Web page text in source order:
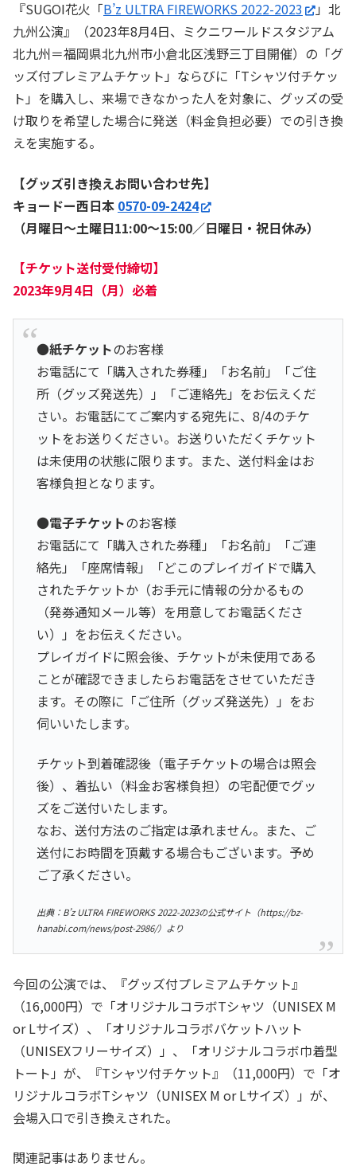
『SUGOI花火「B’z ULTRA FIREWORKS 2022-2023
」北
九州公演』（2023年8月4日、ミクニワールドスタジアム
北九州＝福岡県北九州市小倉北区浅野三丁目開催）の「グ
ッズ付プレミアムチケット」ならびに「Tシャツ付チケッ
ト」を購入し、来場できなかった人を対象に、グッズの受
け取りを希望した場合に発送（料金負担必要）での引き換
えを実施する。
【グッズ引き換えお問い合わせ先】
キョードー西日本 0570-09-2424
（月曜日〜土曜日11:00〜15:00／日曜日・祝日休み）
【チケット送付受付締切】
2023年9月4日（月）必着
●紙チケットのお客様
お電話にて「購入された券種」「お名前」「ご住
所（グッズ発送先）」「ご連絡先」をお伝えくだ
さい。お電話にてご案内する宛先に、8/4のチケ
ットをお送りください。お送りいただくチケット
は未使用の状態に限ります。また、送付料金はお
客様負担となります。
●電子チケットのお客様
お電話にて「購入された券種」「お名前」「ご連
絡先」「座席情報」「どこのプレイガイドで購入
されたチケットか（お手元に情報の分かるもの
（発券通知メール等）を用意してお電話くださ
い）」をお伝えください。
プレイガイドに照会後、チケットが未使用である
ことが確認できましたらお電話をさせていただき
ます。その際に「ご住所（グッズ発送先）」をお
伺いいたします。
チケット到着確認後（電子チケットの場合は照会
後）、着払い（料金お客様負担）の宅配便でグッ
ズをご送付いたします。
なお、送付方法のご指定は承れません。また、ご
送付にお時間を頂戴する場合もございます。予め
ご了承ください。
出典：B’z ULTRA FIREWORKS 2022-2023の公式サイト（https://bz-
hanabi.com/news/post-2986/）より
今回の公演では、『グッズ付プレミアムチケット』
（16,000円）で「オリジナルコラボTシャツ（UNISEX M
or Lサイズ）、「オリジナルコラボバケットハット
（UNISEXフリーサイズ）」、「オリジナルコラボ巾着型
トート」が、『Tシャツ付チケット』（11,000円）で「オ
リジナルコラボTシャツ（UNISEX M or Lサイズ）」が、
会場入口で引き換えされた。
関連記事はありません。